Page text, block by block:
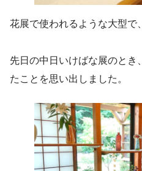
花展で使われるような大型で
先日の中日いけばな展のとき
たことを思い出しました。